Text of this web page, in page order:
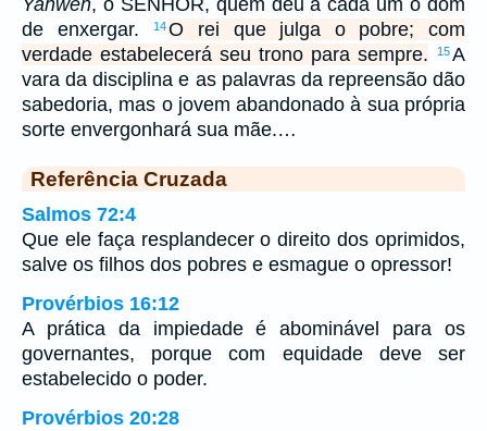
Yahweh, o SENHOR, quem deu a cada um o dom
de enxergar.
14O rei que julga o pobre; com
verdade estabelecerá seu trono para sempre.
15A
vara da disciplina e as palavras da repreensão dão
sabedoria, mas o jovem abandonado à sua própria
sorte envergonhará sua mãe.…
Referência Cruzada
Salmos 72:4
Que ele faça resplandecer o direito dos oprimidos,
salve os filhos dos pobres e esmague o opressor!
Provérbios 16:12
A prática da impiedade é abominável para os
governantes, porque com equidade deve ser
estabelecido o poder.
Provérbios 20:28